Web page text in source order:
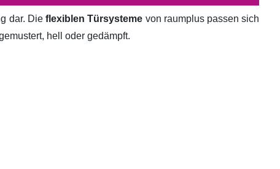
dar. Dieflexiblen Türsysteme von raumplus passen sich
hell oder gedämpft.